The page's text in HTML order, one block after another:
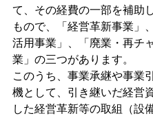
て、その経費の一部を補助
もので、「経営革新事業」
活用事業」、「廃業・再チ
業」の三つがあります。
このうち、事業承継や事業
機として、引き継いだ経営
した経営革新等の取組（設